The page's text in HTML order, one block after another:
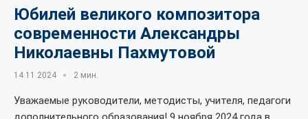
Юбилей великого композитора
современности Александры
Николаевны Пахмутовой
14.11.2024 2 мин.
Уважаемые руководители, методисты, учителя, педагоги